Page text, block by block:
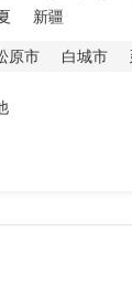
新疆
原市 白城市